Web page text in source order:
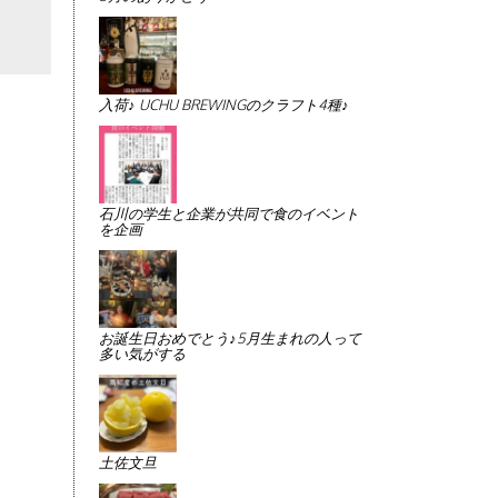
入荷♪ UCHU BREWINGのクラフト4種♪
石川の学生と企業が共同で食のイベント
を企画
お誕生日おめでとう♪5月生まれの人って
多い気がする
土佐文旦